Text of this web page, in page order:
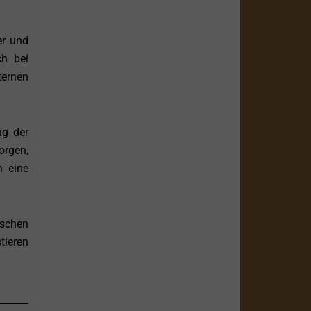
und
bei
der
eine